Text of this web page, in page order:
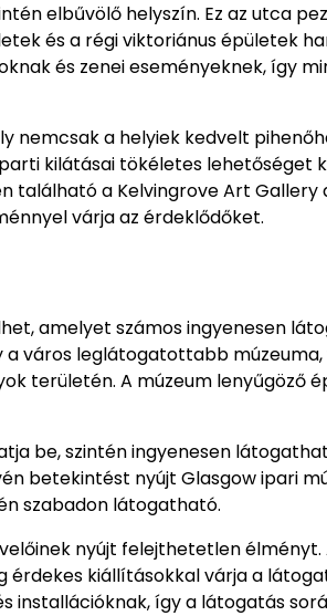
elbűvölő helyszín. Ez az utca
és a régi viktoriánus épületek
és zenei eseményeknek, így
nemcsak a helyiek kedvelt
kilátásai tökéletes lehetőséget
a Kelvingrove Art Gallery
várja az érdeklődőket.
amelyet számos ingyenesen
a város leglátogatottabb
területén. A múzeum lenyűgöző
be, szintén ingyenesen
betekintést nyújt Glasgow ipari
szabadon látogatható.
nyújt felejthetetlen élményt.
kiállításokkal várja a
installációknak, így a látogatás